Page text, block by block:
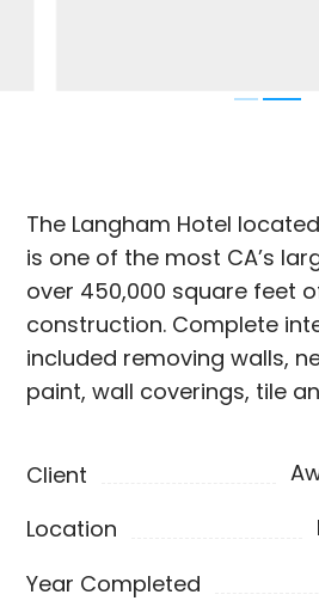
The Langham Hotel
is one of the most CA’s
over 450,000 square feet
construction. Complete
included removing walls,
paint, wall coverings, tile
Client
Location
Year Completed